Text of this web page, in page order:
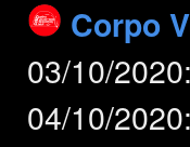
Corpo
03/10/2020:
04/10/2020: